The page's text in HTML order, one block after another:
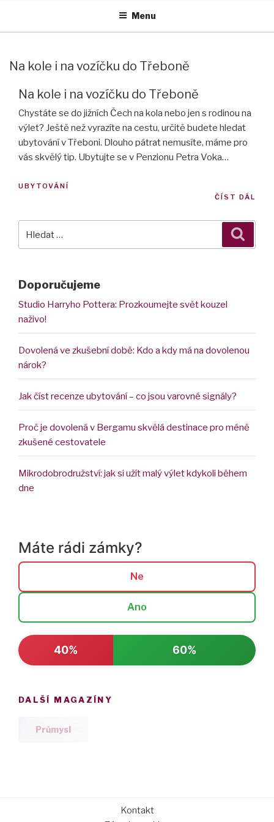
obsahu
Menu
Na kole i na vozíčku do Třeboně
Na kole i na vozíčku do Třeboně
Chystáte se do jižních Čech na kola nebo jen s rodinou na
výlet? Ještě než vyrazíte na cestu, určitě budete hledat
ubytování v Třeboni. Dlouho pátrat nemusíte, máme pro
vás skvělý tip. Ubytujte se v Penzionu Petra Voka…
UBYTOVÁNÍ
ČÍST DÁL
Doporučujeme
Studio Harryho Pottera: Prozkoumejte svět kouzel
naživo!
Dovolená ve zkušební době: Kdo a kdy má na dovolenou
nárok?
Jak číst recenze ubytování – co jsou varovné signály?
Proč je dovolená v Bergamu skvělá destinace pro méně
zkušené cestovatele
Mikrodobrodružství: jak si užít malý výlet kdykoli během
dne
Máte rádi zámky?
Ne
Ano
40% 60%
DALŠÍ MAGAZÍNY
Průmysl
Kontakt